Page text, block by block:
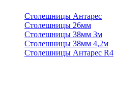
Столешницы Антарес
Столешницы 26мм
Столешницы 38мм 3м
Столешницы 38мм 4,2м
Столешницы Антарес R4